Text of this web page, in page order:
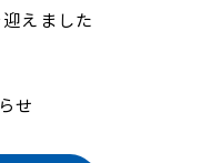
えました
せ